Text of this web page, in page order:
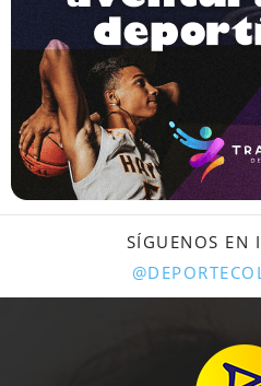
SÍGUENOS EN